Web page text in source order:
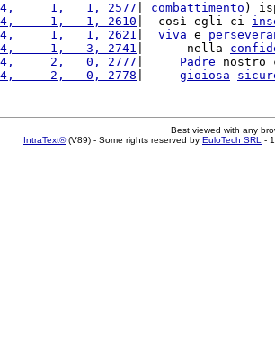
1,   1, 2577
combattimento )
1,   1, 2610
|  così egli ci
1,   1, 2621
viva e
1,   3, 2741
|      nella
2,   0, 2777
Padre nostro
2,   0, 2778
gioiosa
Best viewed with any
IntraText®(V89) - Some rights reserved by EuloTech SRL -